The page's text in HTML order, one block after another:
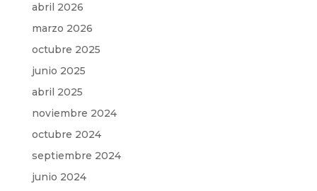
abril 2026
marzo 2026
octubre 2025
junio 2025
abril 2025
noviembre 2024
octubre 2024
septiembre 2024
junio 2024